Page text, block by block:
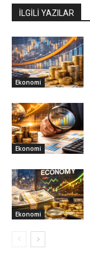
İLGİLİ YAZILAR
Ekonomi
Ekonomi
Ekonomi